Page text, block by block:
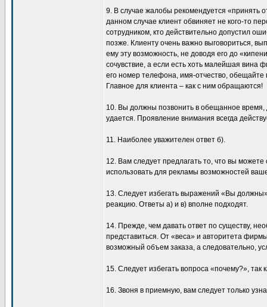
9. В случае жалобы рекомендуется «принять
данном случае клиент обвиняет не кого-то
сотрудником, кто действительно допустил
позже. Клиенту очень важно выговориться,
ему эту возможность, не доводя его до
сочувствие, а если есть хоть малейшая вина
его номер телефона, имя-отчество, обещайте
Главное для клиента – как с ним обращаются!
10. Вы должны позвонить в обещанное время,
удается. Проявление внимания всегда
11. Наиболее уважителен ответ б).
12. Вам следует предлагать то, что вы можете
использовать для рекламы возможностей
13. Следует избегать выражений «Вы
реакцию. Ответы а) и в) вполне подходят.
14. Прежде, чем давать ответ по существу,
представиться. От «веса» и авторитета
возможный объем заказа, а следовательно,
15. Следует избегать вопроса «почему?», так
16. Звоня в приемную, вам следует только